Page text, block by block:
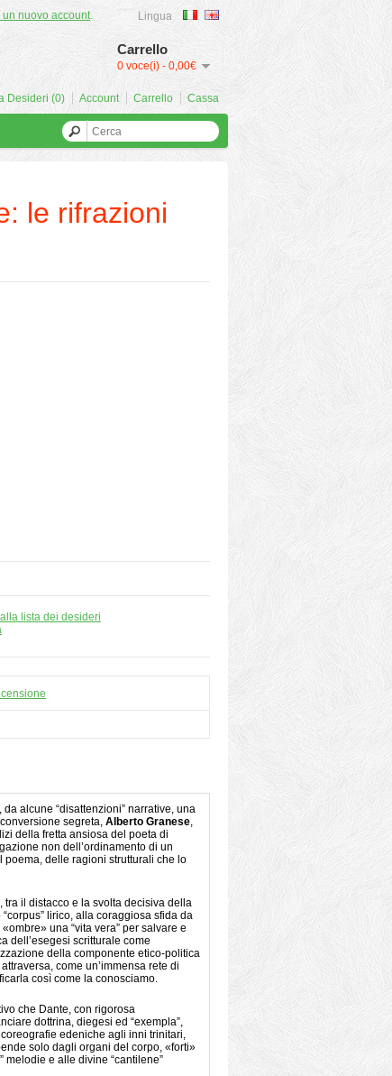
Lingua
Carrello
0 voce(i) - 0,00€
un nuovo account.
Desideri (0) Account Carrello Cassa
le rifrazioni
lista dei desideri
alcune “disattenzioni” narrative, una
segreta, Alberto Granese,
della fretta ansiosa del poeta di
non dell’ordinamento di un
poema, delle ragioni strutturali che lo
il distacco e la svolta decisiva della
lirico, alla coraggiosa sfida da
una “vita vera” per salvare e
dell’esegesi scritturale come
della componente etico-politica
come un’immensa rete di
così come la conosciamo.
che Dante, con rigorosa
dottrina, diegesi ed “exempla”,
edeniche agli inni trinitari,
solo dagli organi del corpo, «forti»
melodie e alle divine “cantilene”